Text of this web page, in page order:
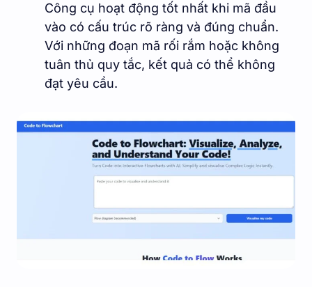
Công cụ hoạt động tốt nhất khi mã đầu
vào có cấu trúc rõ ràng và đúng chuẩn.
Với những đoạn mã rối rắm hoặc không
tuân thủ quy tắc, kết quả có thể không
đạt yêu cầu.